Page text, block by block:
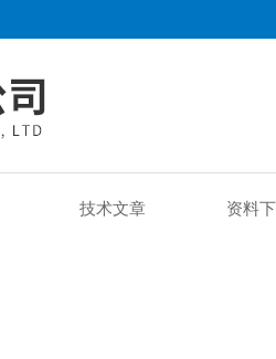
技术文章 资料